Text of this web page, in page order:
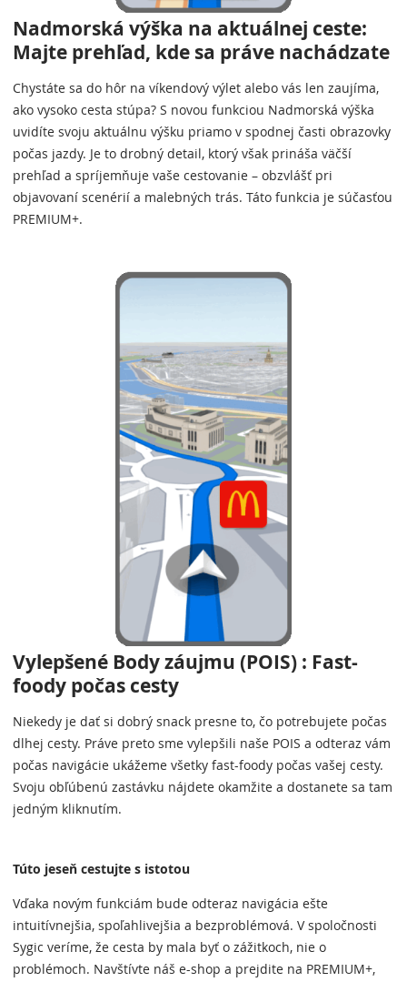
Nadmorská výška na aktuálnej ceste:
Majte prehľad, kde sa práve nachádzate
Chystáte sa do hôr na víkendový výlet alebo vás len zaujíma,
ako vysoko cesta stúpa? S novou funkciou Nadmorská výška
uvidíte svoju aktuálnu výšku priamo v spodnej časti obrazovky
počas jazdy. Je to drobný detail, ktorý však prináša väčší
prehľad a spríjemňuje vaše cestovanie – obzvlášť pri
objavovaní scenérií a malebných trás. Táto funkcia je súčasťou
PREMIUM+.
Vylepšené Body záujmu (POIS) : Fast-
foody počas cesty
Niekedy je dať si dobrý snack presne to, čo potrebujete počas
dlhej cesty. Práve preto sme vylepšili naše POIS a odteraz vám
počas navigácie ukážeme všetky fast-foody počas vašej cesty.
Svoju obľúbenú zastávku nájdete okamžite a dostanete sa tam
jedným kliknutím.
Túto jeseň cestujte s istotou
Vďaka novým funkciám bude odteraz navigácia ešte
intuitívnejšia, spoľahlivejšia a bezproblémová. V spoločnosti
Sygic veríme, že cesta by mala byť o zážitkoch, nie o
problémoch. Navštívte náš e-shop a prejdite na PREMIUM+,